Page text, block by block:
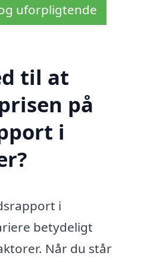
uforpligtende
til at
på
i
i
betydeligt
Når du står